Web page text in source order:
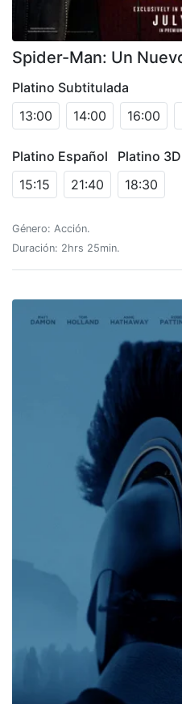
Spider-Man: Un
Platino Subtitulada
13:00
14:00 16:00
Platino Español
15:15
21:40
Platino
18:30
Género: Acción.
Duración: 2hrs 25min.